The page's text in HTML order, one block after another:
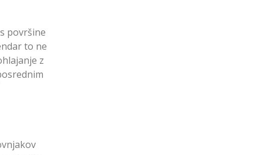
površine
to ne
z